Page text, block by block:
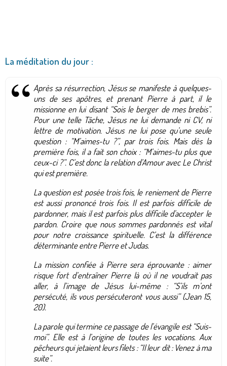
La méditation du jour :
Après sa résurrection, Jésus se manifeste à quelques-
uns de ses apôtres, et prenant Pierre à part, il le
missionne en lui disant “Sois le berger de mes brebis”.
Pour une telle Tâche, Jésus ne lui demande ni CV, ni
lettre de motivation. Jésus ne lui pose qu’une seule
question : “M’aimes-tu ?”, par trois fois. Mais dès la
première fois, il a fait son choix : “M’aimes-tu plus que
ceux-ci ?”. C’est donc la relation d’Amour avec Le Christ
qui est première.
La question est posée trois fois, le reniement de Pierre
est aussi prononcé trois fois. Il est parfois difficile de
pardonner, mais il est parfois plus difficile d'accepter le
pardon. Croire que nous sommes pardonnés est vital
pour notre croissance spirituelle. C’est la différence
déterminante entre Pierre et Judas.
La mission confiée à Pierre sera éprouvante : aimer
risque fort d’entraîner Pierre là où il ne voudrait pas
aller, à l’image de Jésus lui-même : “S’ils m’ont
persécuté, ils vous persécuteront vous aussi” (Jean 15,
20).
La parole qui termine ce passage de l’évangile est “Suis-
moi”. Elle est à l’origine de toutes les vocations. Aux
pêcheurs qui jetaient leurs filets : “Il leur dit : Venez à ma
suite”.